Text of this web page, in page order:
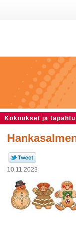
Kokoukset ja
10.11.2023